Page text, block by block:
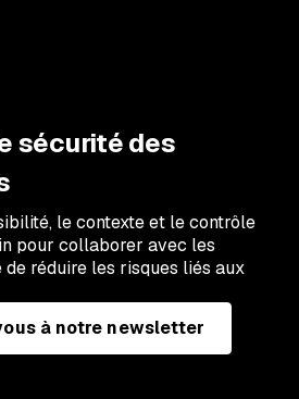
sécurité des
le contexte et le contrôle
pour collaborer avec les
réduire les risques liés aux
à notre newsletter